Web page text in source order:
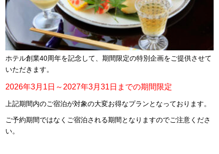
ホテル創業40周年を記念して、期間限定の特別企画をご提供させて
いただきます。
2026年3月1日～2027年3月31日までの期間限定
上記期間内のご宿泊が対象の大変お得なプランとなっております。
ご予約期間ではなくご宿泊される期間となりますのでご注意くださ
い。